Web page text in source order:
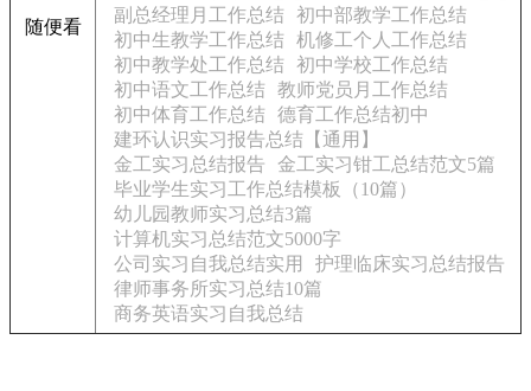
随便看
副总经理月工作总结 初中部教学工作总结
初中生教学工作总结 机修工个人工作总结
初中教学处工作总结 初中学校工作总结
初中语文工作总结 教师党员月工作总结
初中体育工作总结 德育工作总结初中
建环认识实习报告总结【通用】
金工实习总结报告
金工实习钳工总结范文5篇
毕业学生实习工作总结模板（10篇）
幼儿园教师实习总结3篇
计算机实习总结范文5000字
公司实习自我总结实用
护理临床实习总结报告
律师事务所实习总结10篇
商务英语实习自我总结